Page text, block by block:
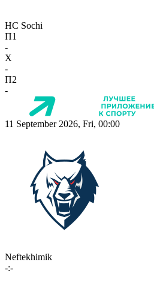
HC Sochi
П1
-
X
-
П2
-
11 September 2026, Fri, 00:00
Neftekhimik
-:-